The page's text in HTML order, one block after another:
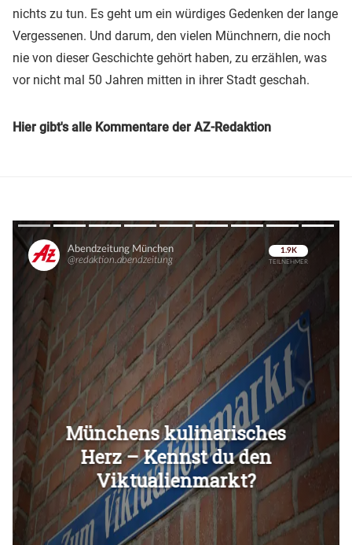
nichts zu tun. Es geht um ein würdiges Gedenken der lange
Vergessenen. Und darum, den vielen Münchnern, die noch
nie von dieser Geschichte gehört haben, zu erzählen, was
vor nicht mal 50 Jahren mitten in ihrer Stadt geschah.
Hier gibt's alle Kommentare der AZ-Redaktion
Überspringen
Überspringen